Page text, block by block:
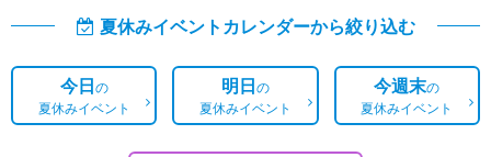
夏休みイベントカレンダーから絞り込む
今日の
夏休みイベント
明日の
夏休みイベント
今週末の
夏休みイベント